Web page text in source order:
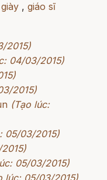
, giáo sĩ
2015)
04/03/2015)
2015)
(Tạo lúc:
05/03/2015)
05/03/2015)
lúc: 05/03/2015)